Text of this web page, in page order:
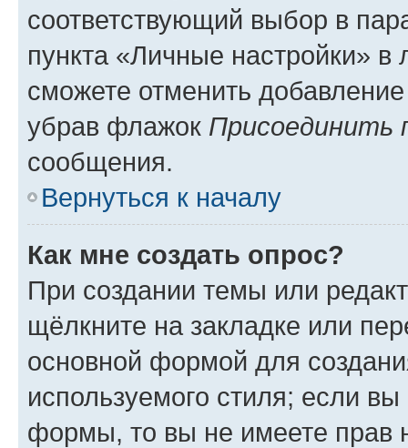
соответствующий выбор в
пункта «Личные настройки»
сможете отменить
убрав флажок Присоединить
сообщения.
Вернуться к началу
Как мне создать опрос?
При создании темы или
щёлкните на закладке или
основной формой для
используемого стиля; если
формы, то вы не имеете прав